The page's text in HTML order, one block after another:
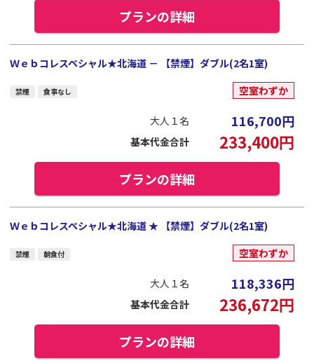
プランの詳細
Ｗｅｂコレスペシャル★北海道 － 【禁煙】ダブル(2名1室)
禁煙 食事なし 空室わずか
大人１名 116,700円
基本代金合計 233,400円
プランの詳細
Ｗｅｂコレスペシャル★北海道 ★ 【禁煙】ダブル(2名1室)
禁煙 朝食付 空室わずか
大人１名 118,336円
基本代金合計 236,672円
プランの詳細